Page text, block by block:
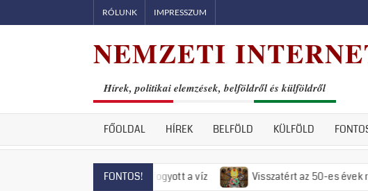
to
RÓLUNK IMPRESSZUM
NEMZETI
Hírek, politikai elemzések, belföldről és külföldről
FŐOLDAL HÍREK BELFÖLD KÜLFÖLD
FONTOS!
már el is fogyott a víz Visszatért az 50-es évek rémuralma: